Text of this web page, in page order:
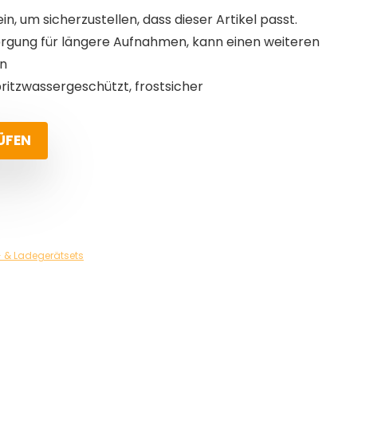
um sicherzustellen, dass dieser Artikel passt.
für längere Aufnahmen, kann einen weiteren
frostsicher
Ladegerätsets